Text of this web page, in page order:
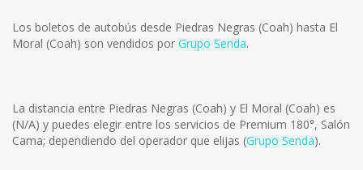
Los boletos de autobús desde Piedras Negras (Coah) hasta El
Moral (Coah) son vendidos por Grupo Senda.
La distancia entre Piedras Negras (Coah) y El Moral (Coah) es
(N/A) y puedes elegir entre los servicios de Premium 180°, Salón
Cama; dependiendo del operador que elijas (Grupo Senda).